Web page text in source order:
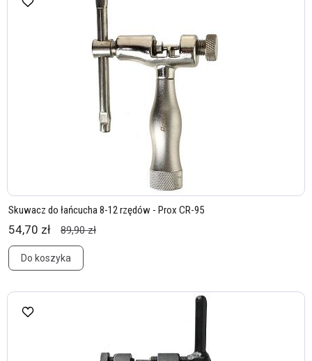
Skuwacz do łańcucha 8-12 rzędów - Prox CR-95
54,70 zł 89,90 zł
Do koszyka